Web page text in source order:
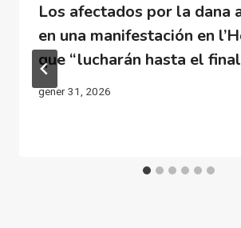
Los afectados por la dana
en una manifestación en
que “lucharán hasta el
gener 31, 2026